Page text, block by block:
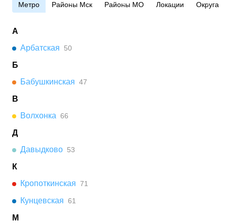
Метро Районы Мск Районы МО Локации Округа
А
Арбатская
50
Б
Бабушкинская 47
В
Волхонка 66
Д
Давыдково 53
К
Кропоткинская 71
Кунцевская 61
М